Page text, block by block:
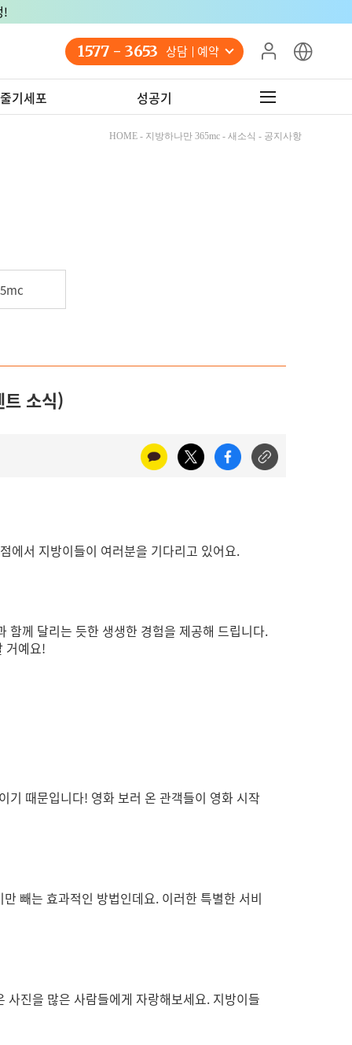
!
1577 - 3653 상담 예약
기세포 성공기
HOME - 지방하나만 365mc - 새소식 - 공지사항
소식)
에서 지방이들이 여러분을 기다리고 있어요.
함께 달리는 듯한 생생한 경험을 제공해 드립니다.
거예요!
때문입니다! 영화 보러 온 관객들이 영화 시작
빼는 효과적인 방법인데요. 이러한 특별한 서비
진을 많은 사람들에게 자랑해보세요. 지방이들